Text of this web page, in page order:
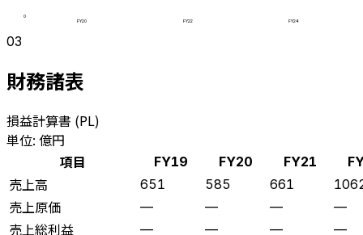
0
FY20 FY22 FY24
03
財務諸表
損益計算書 (PL)
単位: 億円
項目
FY19 FY20 FY21
売上高 651 585 661
売上原価 — — — —
売上総利益 — — — —